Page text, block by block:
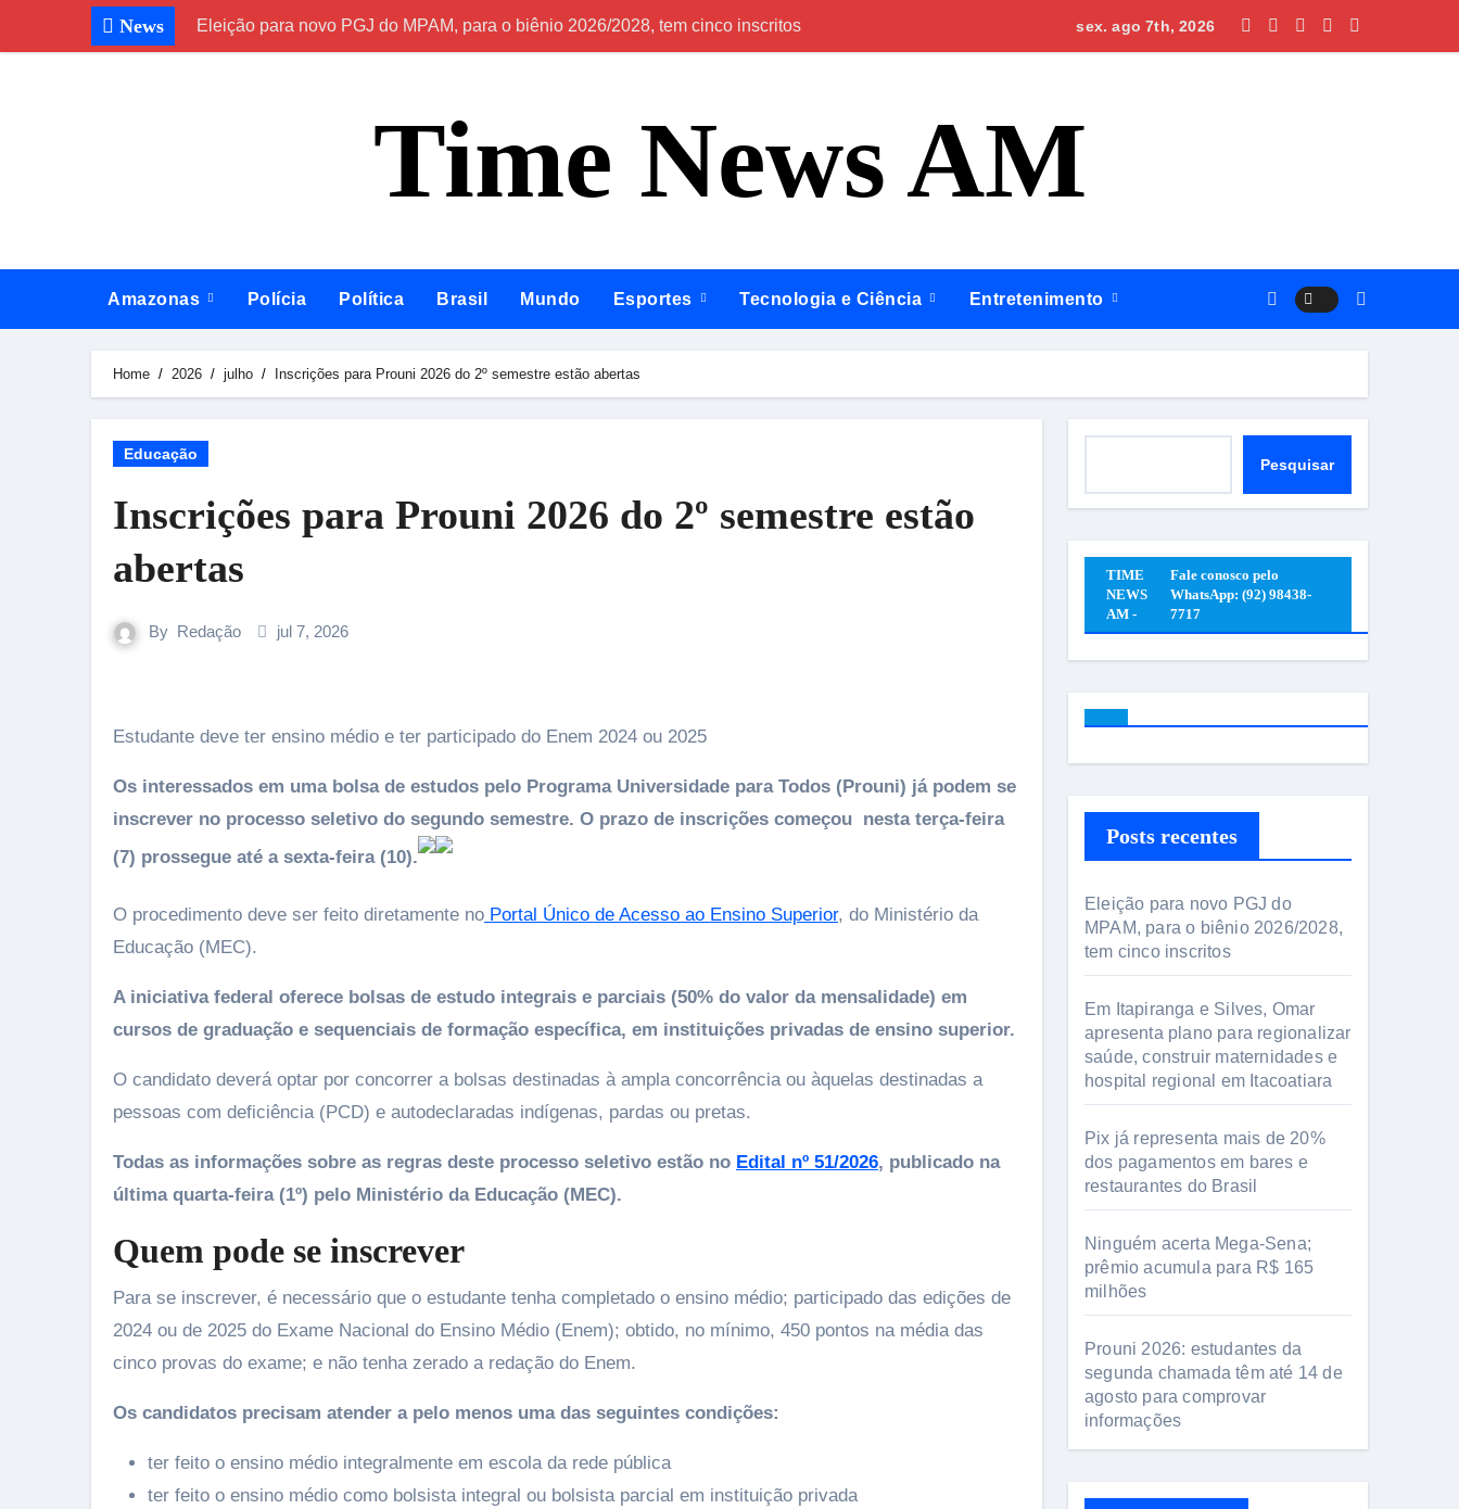
News Eleição para novo PGJ do MPAM, para o biênio 2026/2028, tem cinco inscritos Em Itapiranga e Silves, Omar apresenta plano para regionalizar saúde,
sex. ago 7th, 2026
Time News AM
Amazonas Polícia Política Brasil Mundo Esportes Tecnologia e Ciência Entretenimento
Home 2026 julho Inscrições para Prouni 2026 do 2º semestre estão abertas
Educação
Inscrições para Prouni 2026 do 2º semestre estão
abertas
By Redação jul 7, 2026
Estudante deve ter ensino médio e ter participado do Enem 2024 ou 2025
Os interessados em uma bolsa de estudos pelo Programa Universidade para Todos (Prouni) já podem se
inscrever no processo seletivo do segundo semestre. O prazo de inscrições começou nesta terça-feira
(7) prossegue até a sexta-feira (10).
O procedimento deve ser feito diretamente no Portal Único de Acesso ao Ensino Superior, do Ministério da
Educação (MEC).
A iniciativa federal oferece bolsas de estudo integrais e parciais (50% do valor da mensalidade) em
cursos de graduação e sequenciais de formação específica, em instituições privadas de ensino superior.
O candidato deverá optar por concorrer a bolsas destinadas à ampla concorrência ou àquelas destinadas a
pessoas com deficiência (PCD) e autodeclaradas indígenas, pardas ou pretas.
Todas as informações sobre as regras deste processo seletivo estão no Edital nº 51/2026, publicado na
última quarta-feira (1º) pelo Ministério da Educação (MEC).
Quem pode se inscrever
Para se inscrever, é necessário que o estudante tenha completado o ensino médio; participado das edições de
2024 ou de 2025 do Exame Nacional do Ensino Médio (Enem); obtido, no mínimo, 450 pontos na média das
cinco provas do exame; e não tenha zerado a redação do Enem.
Os candidatos precisam atender a pelo menos uma das seguintes condições:
ter feito o ensino médio integralmente em escola da rede pública
ter feito o ensino médio como bolsista integral ou bolsista parcial em instituição privada
Pesquisar
TIME
NEWS
AM -
Fale conosco pelo
WhatsApp: (92) 98438-
7717
Posts recentes
Eleição para novo PGJ do
MPAM, para o biênio 2026/2028,
tem cinco inscritos
Em Itapiranga e Silves, Omar
apresenta plano para regionalizar
saúde, construir maternidades e
hospital regional em Itacoatiara
Pix já representa mais de 20%
dos pagamentos em bares e
restaurantes do Brasil
Ninguém acerta Mega-Sena;
prêmio acumula para R$ 165
milhões
Prouni 2026: estudantes da
segunda chamada têm até 14 de
agosto para comprovar
informações